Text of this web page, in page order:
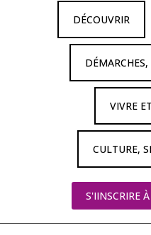
DÉCOUVRIR
VIVRE
CULTURE,
S'IINSCRIRE